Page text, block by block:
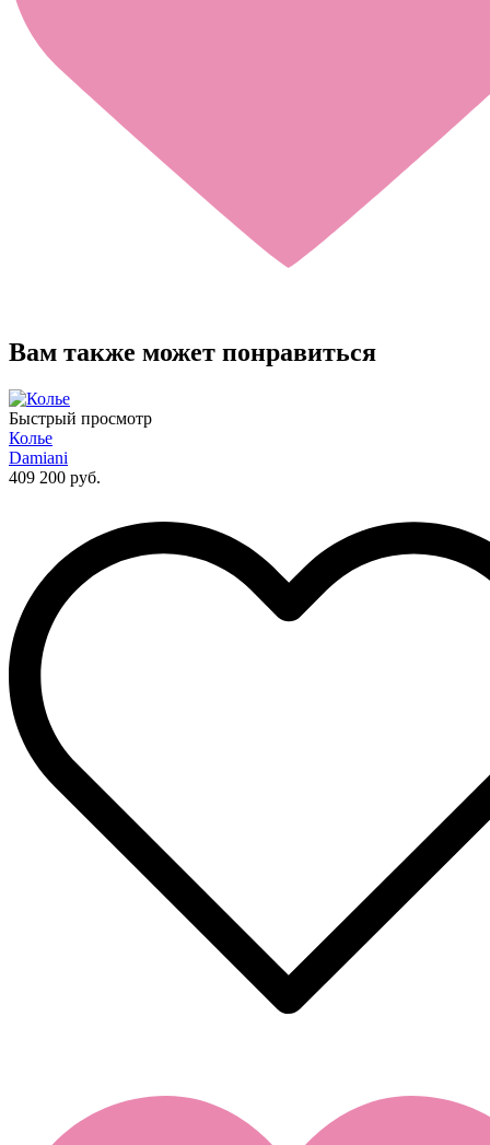
Вам также может понравиться
Быстрый просмотр
Колье
Damiani
409 200 руб.